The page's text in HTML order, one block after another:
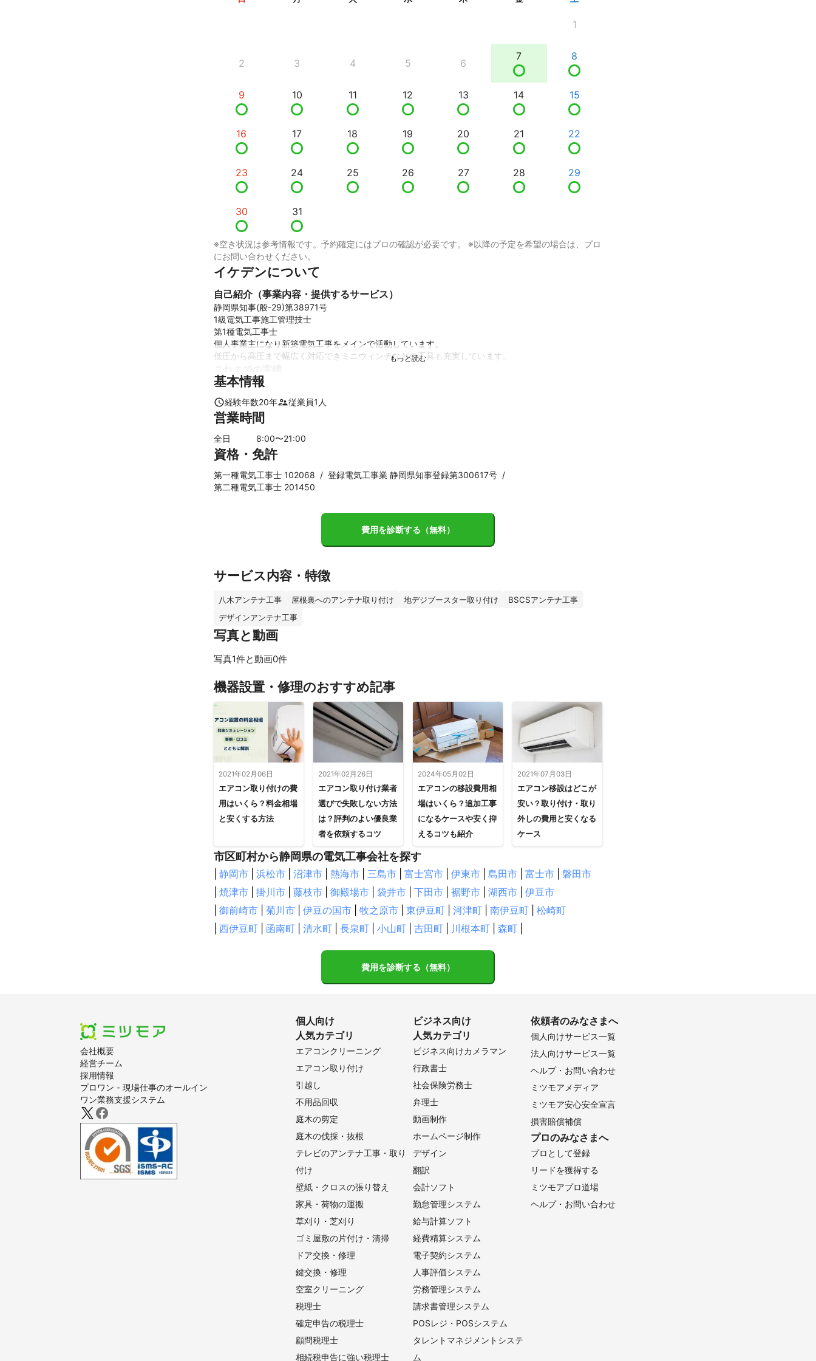
1
2 3 4 5 6
7 8
9 10 11 12 13 14 15
16 17 18 19 20 21 22
23 24 25 26 27 28 29
30 31
※空き状況は参考情報です。予約確定にはプロの確認が必要です。 ※以降の予定を希望の場合は、プロ
にお問い合わせください。
イケデンについて
自己紹介（事業内容・提供するサービス）
静岡県知事(般-29)第38971号
1級電気工事施工管理技士
第1種電気工事士
個人事業主になり新築電気工事をメインで活動しています。
低圧から高圧まで幅広く対応できミニウィンチなどの工具も充実しています。
老人ホーム新築工事回収工事
基本情報
経験年数20年 従業員1 人
営業時間
全日 8:00〜21:00
資格・免許
第一種電気工事士 102068 / 登録電気工事業 静岡県知事登録第300617号 /
第二種電気工事士 201450
費用を診断する（無料）
サービス内容・特徴
八木アンテナ工事 屋根裏へのアンテナ取り付け 地デジブースター取り付け
BSCSアンテナ工事
デザインアンテナ工事
写真と動画
写真1件と動画0件
機器設置・修理のおすすめ記事
2021年02月06日
エアコン取り付けの費
用はいくら？料金相場
と安くする方法
2021年02月26日
エアコン取り付け業者
選びで失敗しない方法
は？評判のよい優良業
者を依頼するコツ
2024年05月02日
エアコンの移設費用相
場はいくら？追加工事
になるケースや安く抑
えるコツも紹介
2021年07月03日
エアコン移設はどこが
安い？取り付け・取り
外しの費用と安くなる
ケース
市区町村から静岡県の電気工事会社を探す
静岡市 浜松市 沼津市 熱海市 三島市 富士宮市 伊東市 島田市 富士市
磐田市
焼津市 掛川市 藤枝市 御殿場市 袋井市 下田市 裾野市 湖西市
伊豆市
御前崎市 菊川市 伊豆の国市 牧之原市 東伊豆町 河津町 南伊豆町
松崎町
西伊豆町 函南町 清水町 長泉町 小山町 吉田町 川根本町 森町
費用を診断する（無料）
会社概要
経営チーム
採用情報
プロワン - 現場仕事のオールイン
ワン業務支援システム
個人向け
人気カテゴリ
エアコンクリーニング
エアコン取り付け
引越し
不用品回収
庭木の剪定
庭木の伐採・抜根
テレビのアンテナ工事・取り
付け
壁紙・クロスの張り替え
家具・荷物の運搬
草刈り・芝刈り
ゴミ屋敷の片付け・清掃
ドア交換・修理
鍵交換・修理
空室クリーニング
税理士
確定申告の税理士
顧問税理士
相続税申告に強い税理士
ビジネス向け
人気カテゴリ
ビジネス向けカメラマン
行政書士
社会保険労務士
弁理士
動画制作
ホームページ制作
デザイン
翻訳
会計ソフト
勤怠管理システム
給与計算ソフト
経費精算システム
電子契約システム
人事評価システム
労務管理システム
請求書管理システム
POSレジ・POSシステム
タレントマネジメントシステ
ム
依頼者のみなさまへ
個人向けサービス一覧
法人向けサービス一覧
ヘルプ・お問い合わせ
ミツモアメディア
ミツモア安心安全宣言
損害賠償補償
プロのみなさまへ
プロとして登録
リードを獲得する
ミツモアプロ道場
ヘルプ・お問い合わせ